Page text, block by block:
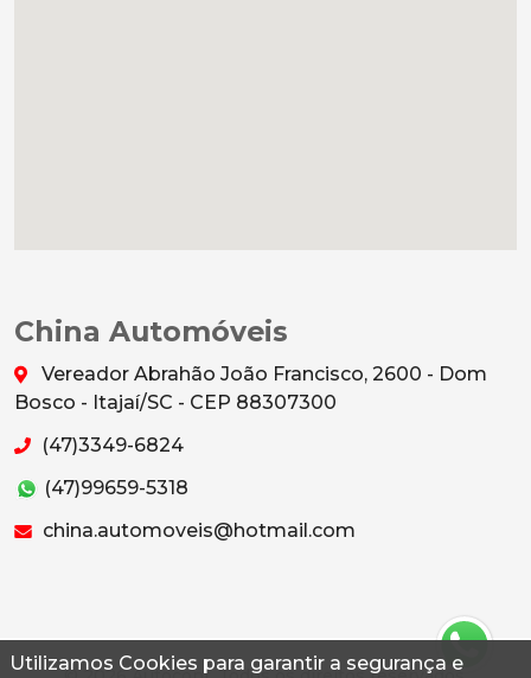
Utilizamos Cookies para garantir a segurança e
China Automóveis
Vereador Abrahão João Francisco, 2600 - Dom
Bosco - Itajaí/SC - CEP 88307300
(47)3349-6824
(47)99659-5318
china.automoveis@hotmail.com